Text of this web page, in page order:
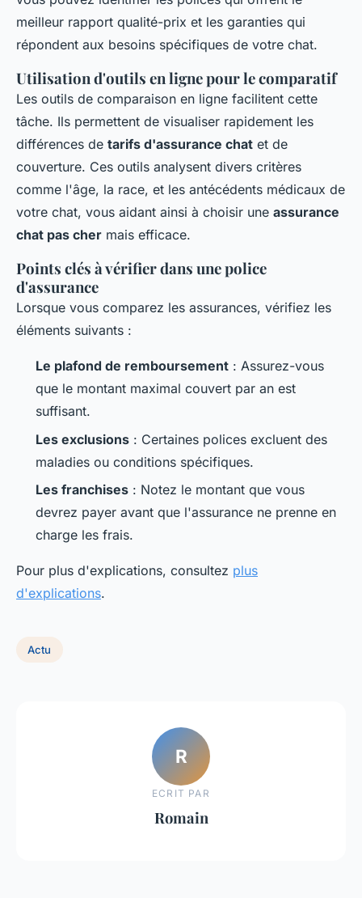
meilleur rapport qualité-prix et les garanties qui
répondent aux besoins spécifiques de votre chat.
Utilisation d'outils en ligne pour le comparatif
Les outils de comparaison en ligne facilitent cette
tâche. Ils permettent de visualiser rapidement les
différences de tarifs d'assurance chat et de
couverture. Ces outils analysent divers critères
comme l'âge, la race, et les antécédents médicaux de
votre chat, vous aidant ainsi à choisir une assurance
chat pas cher mais efficace.
Points clés à vérifier dans une police
d'assurance
Lorsque vous comparez les assurances, vérifiez les
éléments suivants :
Le plafond de remboursement : Assurez-vous
que le montant maximal couvert par an est
suffisant.
Les exclusions : Certaines polices excluent des
maladies ou conditions spécifiques.
Les franchises : Notez le montant que vous
devrez payer avant que l'assurance ne prenne en
charge les frais.
Pour plus d'explications, consultez plus
d'explications.
Actu
R
ECRIT PAR
Romain